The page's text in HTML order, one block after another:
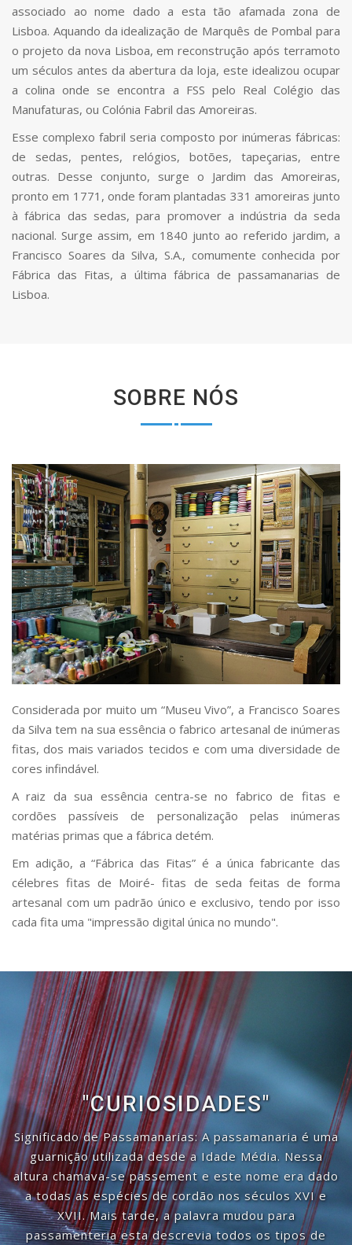
associado ao nome dado a esta tão afamada zona de
Lisboa. Aquando da idealização de Marquês de Pombal para
o projeto da nova Lisboa, em reconstrução após terramoto
um séculos antes da abertura da loja, este idealizou ocupar
a colina onde se encontra a FSS pelo Real Colégio das
Manufaturas, ou Colónia Fabril das Amoreiras.
Esse complexo fabril seria composto por inúmeras fábricas:
de sedas, pentes, relógios, botões, tapeçarias, entre
outras. Desse conjunto, surge o Jardim das Amoreiras,
pronto em 1771, onde foram plantadas 331 amoreiras junto
à fábrica das sedas, para promover a indústria da seda
nacional. Surge assim, em 1840 junto ao referido jardim, a
Francisco Soares da Silva, S.A., comumente conhecida por
Fábrica das Fitas, a última fábrica de passamanarias de
Lisboa.
SOBRE NÓS
Considerada por muito um “Museu Vivo”, a Francisco Soares
da Silva tem na sua essência o fabrico artesanal de inúmeras
fitas, dos mais variados tecidos e com uma diversidade de
cores infindável.
A raiz da sua essência centra-se no fabrico de fitas e
cordões passíveis de personalização pelas inúmeras
matérias primas que a fábrica detém.
Em adição, a “Fábrica das Fitas” é a única fabricante das
célebres fitas de Moiré- fitas de seda feitas de forma
artesanal com um padrão único e exclusivo, tendo por isso
cada fita uma "impressão digital única no mundo".
"CURIOSIDADES"
Significado de Passamanarias: A passamanaria é uma
guarnição utilizada desde a Idade Média. Nessa
altura chamava-se passement e este nome era dado
a todas as espécies de cordão nos séculos XVI e
XVII. Mais tarde, a palavra mudou para
passamenteria esta descrevia todos os tipos de